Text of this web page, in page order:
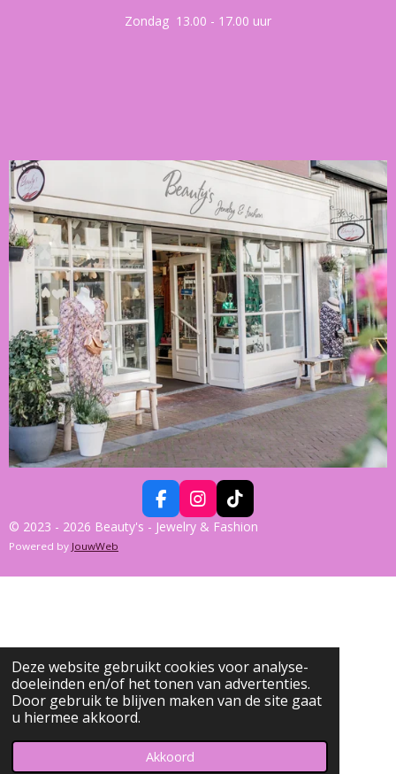
Deze website gebruikt cookies voor analyse-
doeleinden en/of het tonen van advertenties.
Door gebruik te blijven maken van de site gaat
u hiermee akkoord.
Akkoord
Zondag 13.00 - 17.00 uur
F
A
B
I
N
A
T
I
O
© 2023 - 2026 Beauty's - Jewelry & Fashion
Powered by JouwWeb